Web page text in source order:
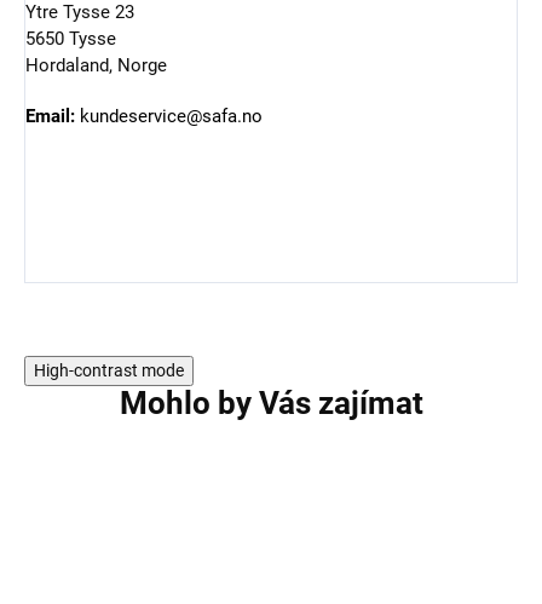
Ytre Tysse 23
5650 Tysse
Hordaland, Norge
Email: kundeservice@safa.no
High-contrast mode
Mohlo by Vás zajímat